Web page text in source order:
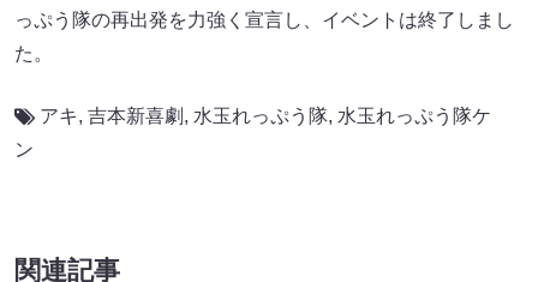
っぷう隊の再出発を力強く宣言し、イベントは終了しまし
た。
アキ, 吉本新喜劇 , 水玉れっぷう隊, 水玉れっぷう隊ケ
ン
関連記事